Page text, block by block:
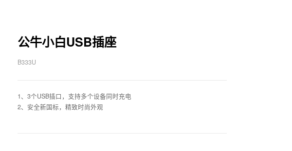
公牛小白USB插座
B333U
1、3个USB插口，支持多个设备同时充电
2、安全新国标，精致时尚外观